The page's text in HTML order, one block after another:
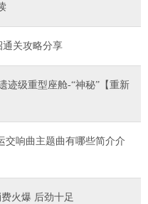
通关攻略分享
迹级重型座舱-“神秘”【重新
交响曲主题曲有哪些简介介
火爆 后劲十足